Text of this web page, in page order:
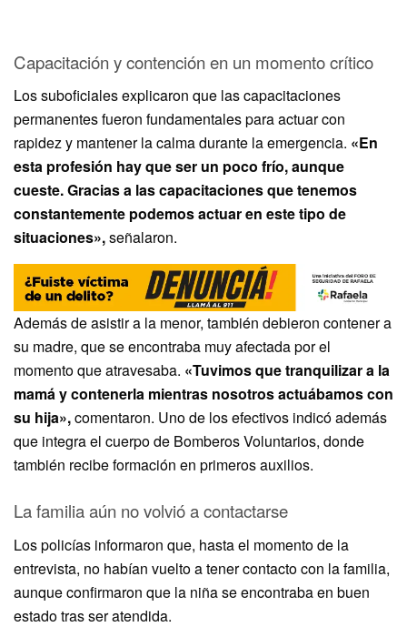
Capacitación y contención en un momento crítico
Los suboficiales explicaron que las capacitaciones
permanentes fueron fundamentales para actuar con
rapidez y mantener la calma durante la emergencia. «En
esta profesión hay que ser un poco frío, aunque
cueste. Gracias a las capacitaciones que tenemos
constantemente podemos actuar en este tipo de
situaciones»,señalaron.
Además de asistir a la menor, también debieron contener a
su madre, que se encontraba muy afectada por el
momento que atravesaba. «Tuvimos que tranquilizar a la
mamá y contenerla mientras nosotros actuábamos con
su hija»,comentaron. Uno de los efectivos indicó además
que integra el cuerpo de Bomberos Voluntarios, donde
también recibe formación en primeros auxilios.
La familia aún no volvió a contactarse
Los policías informaron que, hasta el momento de la
entrevista, no habían vuelto a tener contacto con la familia,
aunque confirmaron que la niña se encontraba en buen
estado tras ser atendida.